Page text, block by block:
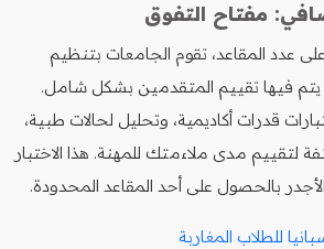
مفتاح التفوق
عدد المقاعد، تقوم الجامعات بتنظيم
يتم فيها تقييم المتقدمين بشكل شامل.
قدرات أكاديمية، وتحليل لحالات طبية،
مدى ملاءمتك للمهنة. هذا الاختبار
بالحصول على أحد المقاعد المحدودة.
للطلاب المغاربة